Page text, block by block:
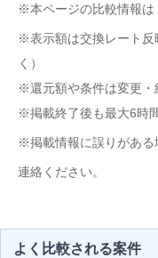
※本ページの比較情報は
※表示額は交換レート反
く）
※還元額や条件は変更・
※掲載終了後も最大6時
※掲載情報に誤りがある
連絡ください。
よく比較される案件